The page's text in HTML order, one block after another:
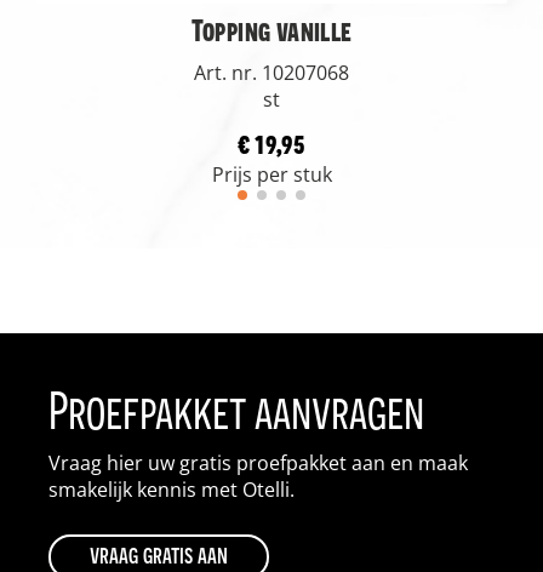
Topping vanille
Art. nr. 10207068
st
€ 19,95
Prijs per stuk
Proefpakket aanvragen
Vraag hier uw gratis proefpakket aan en maak
smakelijk kennis met Otelli.
vraag gratis aan